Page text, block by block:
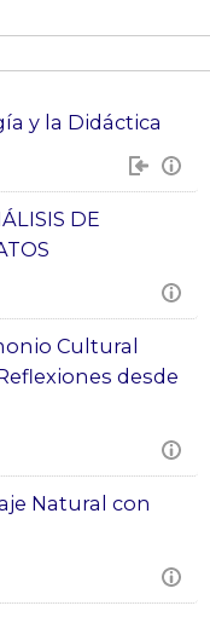
y la Didáctica
DE
Cultural
desde
Natural con